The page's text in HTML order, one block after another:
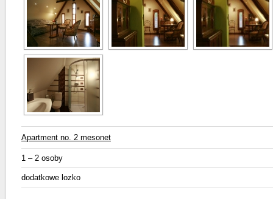
Apartment no. 2 mesonet
1 – 2 osoby
dodatkowe lozko